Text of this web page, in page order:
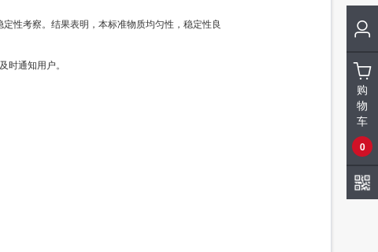
性考察。结果表明，本标准物质均匀性，稳定性良
通知用户。
购
物
车
0